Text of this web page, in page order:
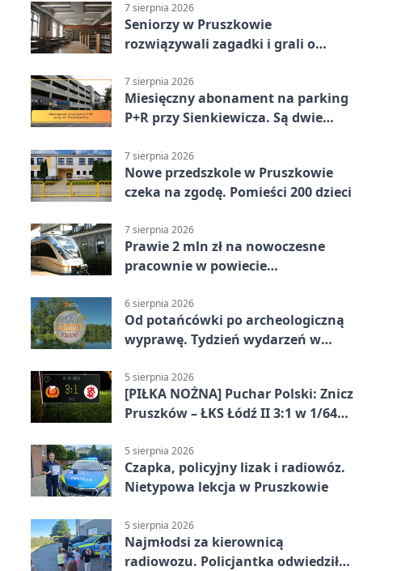
7 sierpnia 2026
Seniorzy w Pruszkowie
rozwiązywali zagadki i grali o
7 sierpnia 2026
Miesięczny abonament na parking
P+R przy Sienkiewicza. Są dwie
7 sierpnia 2026
Nowe przedszkole w Pruszkowie
czeka na zgodę. Pomieści 200 dzieci
7 sierpnia 2026
Prawie 2 mln zł na nowoczesne
pracownie w powiecie
6 sierpnia 2026
Od potańcówki po archeologiczną
wyprawę. Tydzień wydarzeń w
5 sierpnia 2026
[PIŁKA NOŻNA] Puchar Polski: Znicz
Pruszków – ŁKS Łódź II 3:1 w 1/64
5 sierpnia 2026
Czapka, policyjny lizak i radiowóz.
Nietypowa lekcja w Pruszkowie
5 sierpnia 2026
Najmłodsi za kierownicą
radiowozu. Policjantka odwiedziła